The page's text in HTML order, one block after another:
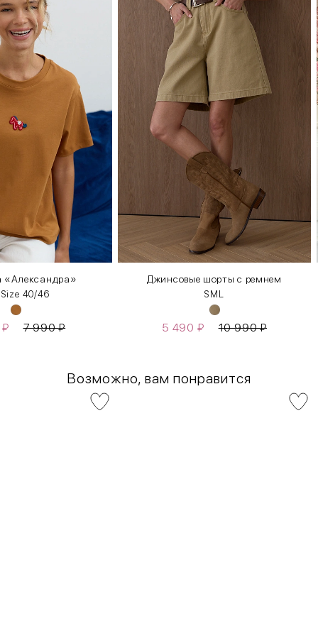
«Александра»
Size 40/46
₽ 7 990₽
Джинсовые шорты с ремнем
S M L
5 490 ₽ 10 990₽
Возможно, вам понравится